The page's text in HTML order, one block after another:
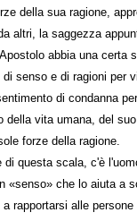
della sua ragione,
altri, la saggezza
abbia una certa
senso e di ragioni per
di condanna
della vita umana, del
forze della ragione.
di questa scala, c'è
«senso» che lo aiuta a
rapportarsi alle